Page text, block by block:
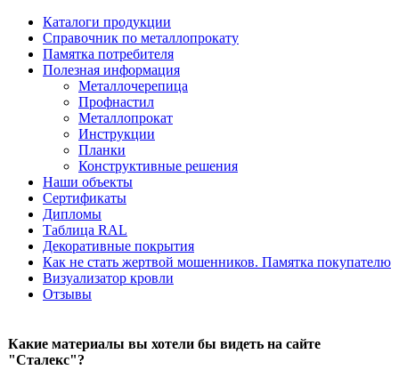
Каталоги продукции
Справочник по металлопрокату
Памятка потребителя
Полезная информация
Металлочерепица
Профнастил
Металлопрокат
Инструкции
Планки
Конструктивные решения
Наши объекты
Сертификаты
Дипломы
Таблица RAL
Декоративные покрытия
Как не стать жертвой мошенников. Памятка покупателю
Визуализатор кровли
Отзывы
Какие материалы вы хотели бы видеть на сайте
"Сталекс"?